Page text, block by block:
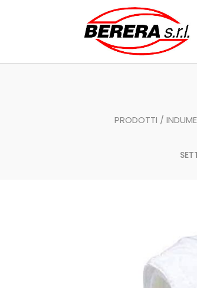
PRODOTTI /